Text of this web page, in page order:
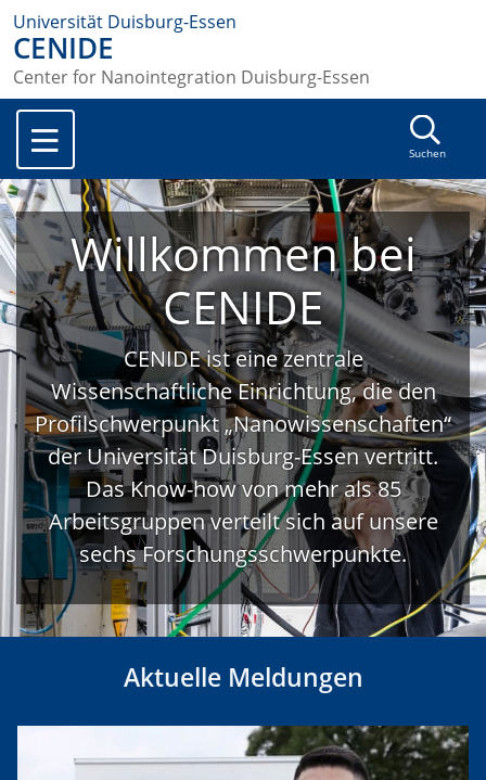
Universität Duisburg-Essen
CENIDE
Center for Nanointegration Duisburg-Essen
Suchen
Willkommen bei
CENIDE
CENIDE ist eine zentrale
Wissenschaftliche Einrichtung, die den
Profilschwerpunkt „Nanowissenschaften“
der Universität Duisburg-Essen vertritt.
Das Know-how von mehr als 85
Arbeitsgruppen verteilt sich auf unsere
sechs Forschungsschwerpunkte.
Aktuelle Meldungen